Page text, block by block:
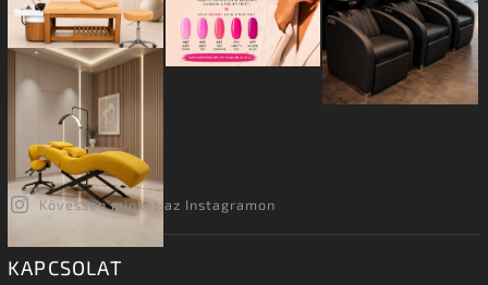
Kövessen minket az Instagramon
KAPCSOLAT